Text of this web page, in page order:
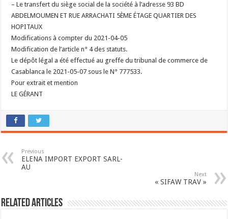
– Le transfert du siège social de la société à l’adresse 93 BD
ABDELMOUMEN ET RUE ARRACHATI 5ÈME ÉTAGE QUARTIER DES
HOPITAUX
Modifications à compter du 2021-04-05
Modification de l’article n° 4 des statuts.
Le dépôt légal a été effectué au greffe du tribunal de commerce de
Casablanca le 2021-05-07 sous le N° 777533.
Pour extrait et mention
LE GÉRANT
Previous
ELENA IMPORT EXPORT SARL-
AU
Next
« SIFAW TRAV »
Related Articles